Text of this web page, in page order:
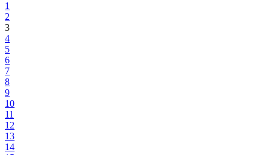
1
2
3
4
5
6
7
8
9
10
11
12
13
14